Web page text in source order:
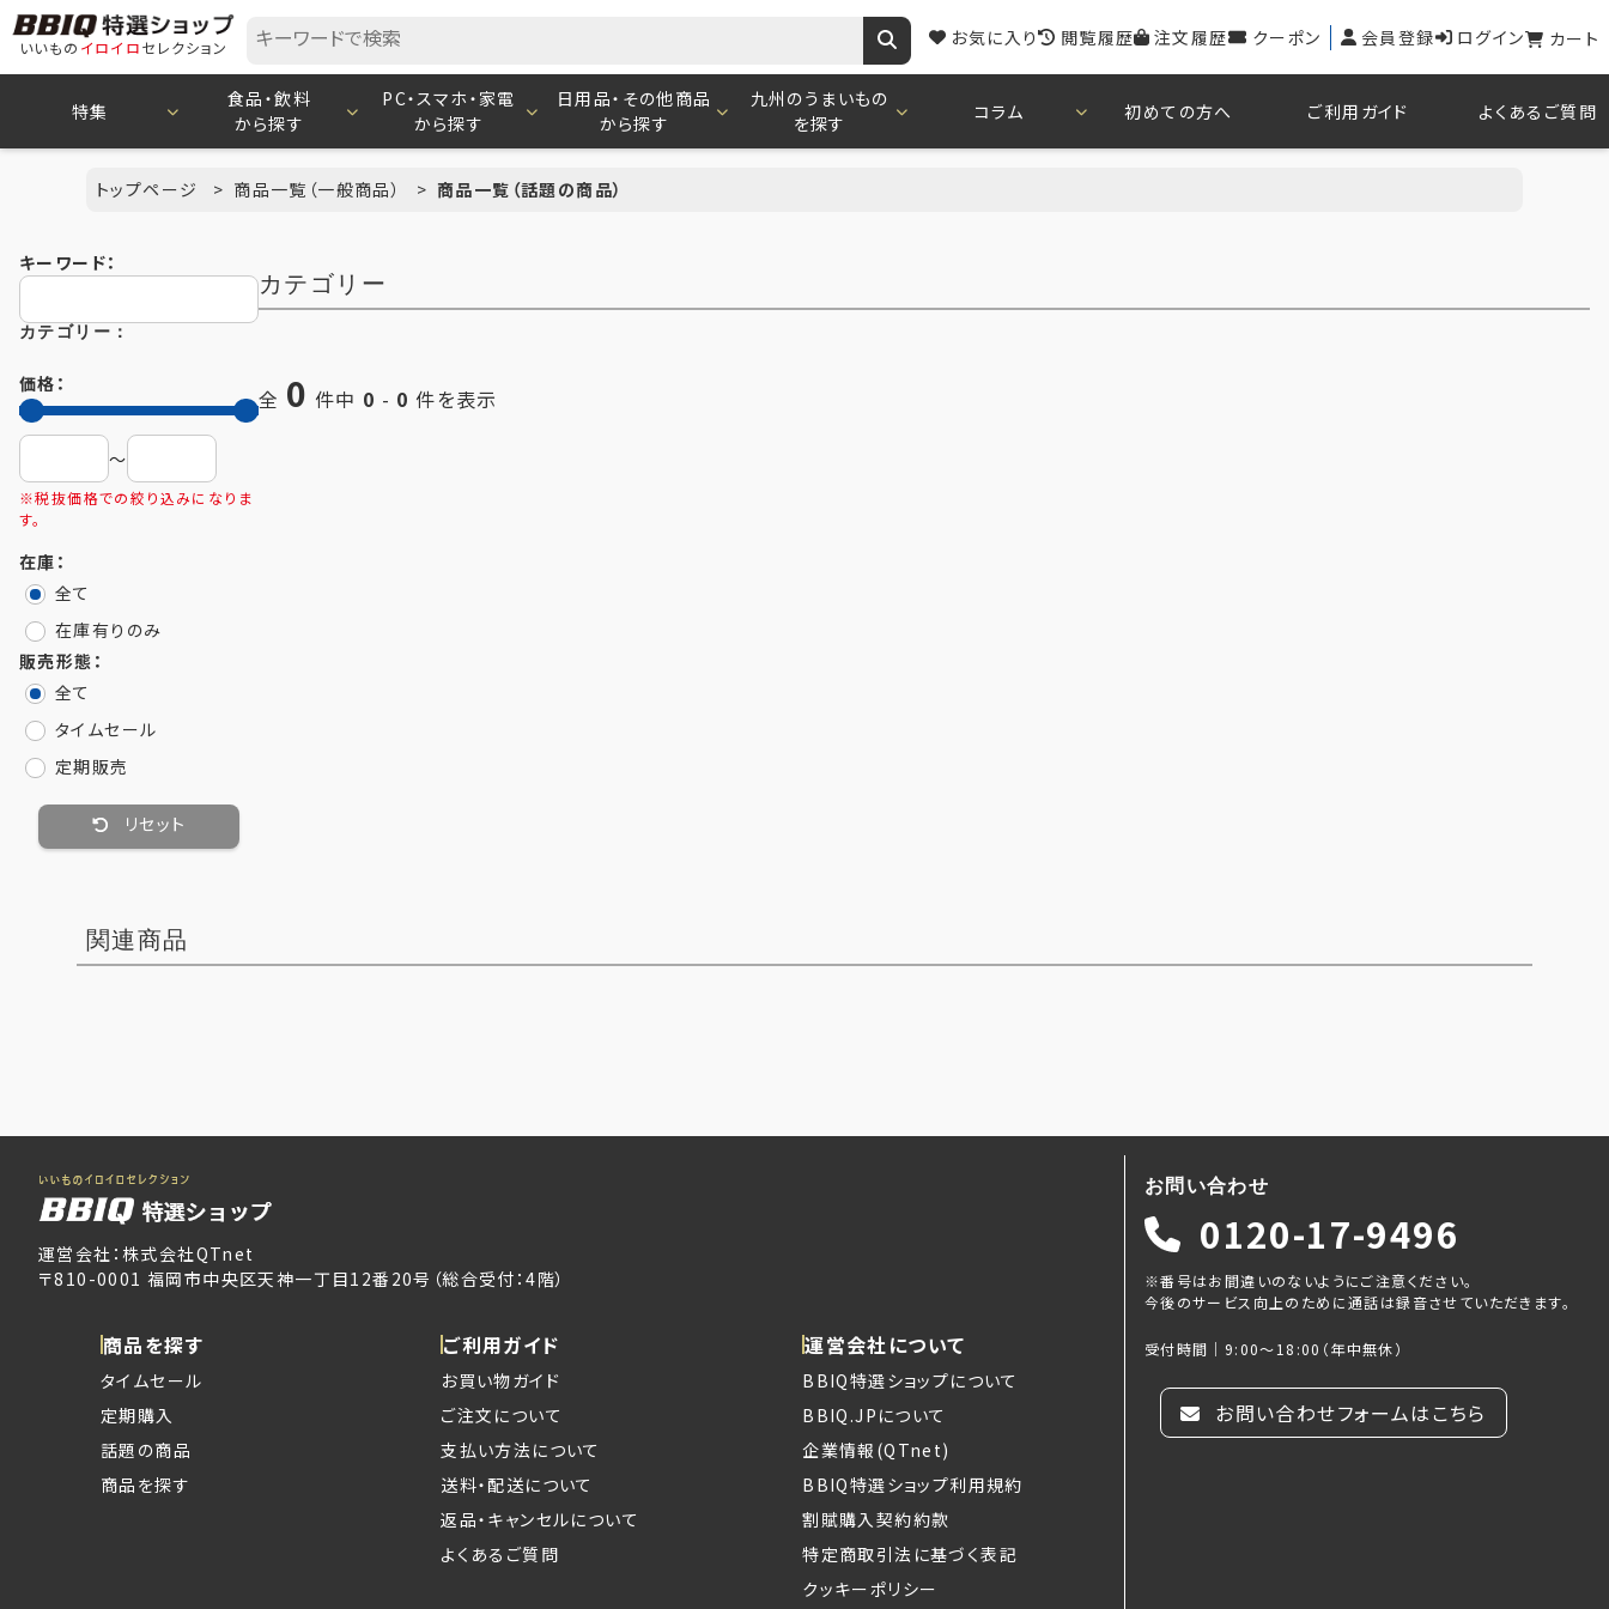
いいもの イロイロセレクション お気に入り 閲覧履歴 注文履歴 クーポン 会員登録 ログイン カート
特集
食品・飲料
から探す
PC・スマホ・家電
から探す
日用品・その他商品
から探す
九州のうまいもの
を探す
コラム 初めての方へ ご利用ガイド よくあるご質問
トップページ 商品一覧（一般商品） 商品一覧（話題の商品）
キーワード：
カテゴリー：
価格：
〜
※税抜価格での絞り込みになりま
す。
在庫：
全て
在庫有りのみ
販売形態：
全て
タイムセール
定期販売
リセット
カテゴリー
全 0 件中 0 - 0 件を表示
関連商品
運営会社：株式会社QTnet
〒810-0001 福岡市中央区天神一丁目12番20号（総合受付：4階）
商品を探す
タイムセール
定期購入
話題の商品
商品を探す
ご利用ガイド
お買い物ガイド
ご注文について
支払い方法について
送料・配送について
返品・キャンセルについて
よくあるご質問
運営会社について
BBIQ特選ショップについて
BBIQ.JPについて
企業情報(QTnet)
BBIQ特選ショップ利用規約
割賦購入契約約款
特定商取引法に基づく表記
クッキーポリシー
お問い合わせ
0120-17-9496
※番号はお間違いのないようにご注意ください。
今後のサービス向上のために通話は録音させていただきます。
受付時間｜9:00～18:00（年中無休）
お問い合わせフォームはこちら